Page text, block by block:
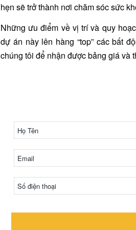
hẹn sẽ trở thành nơi chăm sóc sức
Những ưu điểm về vị trí và quy
dự án này lên hàng “top” các bất
chúng tôi để nhận được bảng giá và